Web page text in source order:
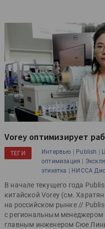
Vorey оптимизирует
ТЕГИ Интервью | Publish |
оптимизация |
этикетка | НИССА
В начале текущего года
китайской Vorey (см.
на российском рынке //
с региональным
главным инженером Сюе